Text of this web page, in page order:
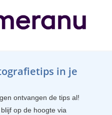
in je
ontvangen de tips al!
op de hoogte via